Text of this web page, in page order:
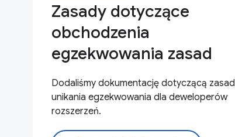
Zasady dotyczące
obchodzenia
egzekwowania zasad
Dodaliśmy dokumentację dotyczącą zasad
unikania egzekwowania dla deweloperów
rozszerzeń.